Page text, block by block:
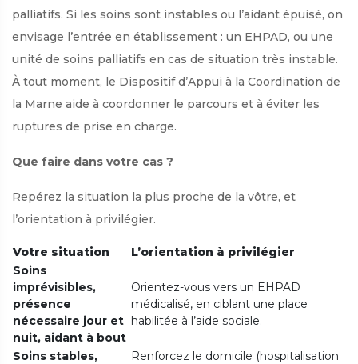
palliatifs. Si les soins sont instables ou l’aidant épuisé, on
envisage l’entrée en établissement : un EHPAD, ou une
unité de soins palliatifs en cas de situation très instable.
À tout moment, le Dispositif d’Appui à la Coordination de
la Marne aide à coordonner le parcours et à éviter les
ruptures de prise en charge.
Que faire dans votre cas ?
Repérez la situation la plus proche de la vôtre, et
l’orientation à privilégier.
Votre situation
L’orientation à privilégier
Soins
imprévisibles,
présence
nécessaire jour et
nuit, aidant à bout
Orientez-vous vers un EHPAD
médicalisé, en ciblant une place
habilitée à l’aide sociale.
Soins stables,
Renforcez le domicile (hospitalisation